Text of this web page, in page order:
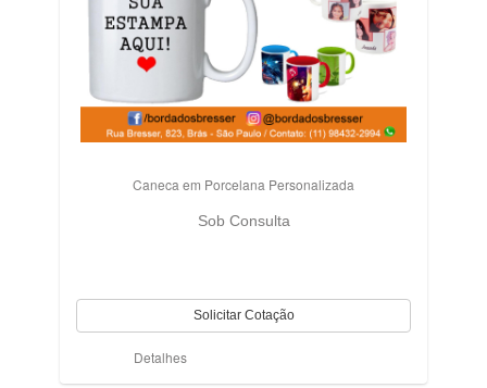
Caneca em Porcelana Personalizada
Sob Consulta
Detalhes